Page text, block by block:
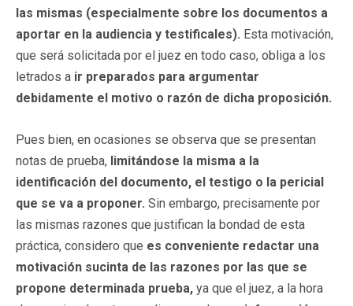
las mismas (especialmente sobre los documentos a
aportar en la audiencia y testificales). Esta motivación,
que será solicitada por el juez en todo caso, obliga a los
letrados a ir preparados para argumentar
debidamente el motivo o razón de dicha proposición.
Pues bien, en ocasiones se observa que se presentan
notas de prueba, limitándose la misma a la
identificación del documento, el testigo o la pericial
que se va a proponer. Sin embargo, precisamente por
las mismas razones que justifican la bondad de esta
práctica, considero que es conveniente redactar una
motivación sucinta de las razones por las que se
propone determinada prueba, ya que el juez, a la hora